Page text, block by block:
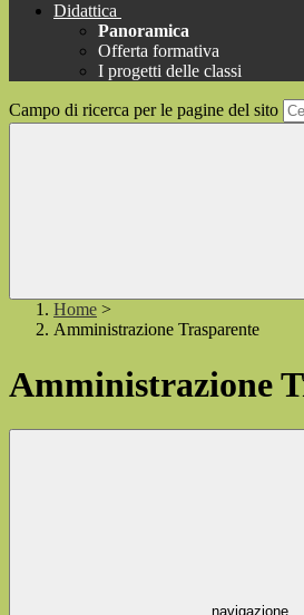
Didattica
Panoramica
Offerta formativa
I progetti delle classi
Campo di ricerca per le pagine del sito
Home >
Amministrazione Trasparente
Amministrazione
navigazione